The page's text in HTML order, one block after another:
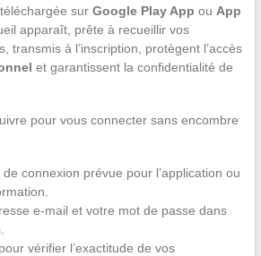
sur Google Play App ou App
apparaît, prête à recueillir vos
transmis à l’inscription, protègent l’accès
et garantissent la confidentialité de
pour vous connecter sans encombre
connexion prévue pour l’application ou
e-mail et votre mot de passe dans
vérifier l’exactitude de vos